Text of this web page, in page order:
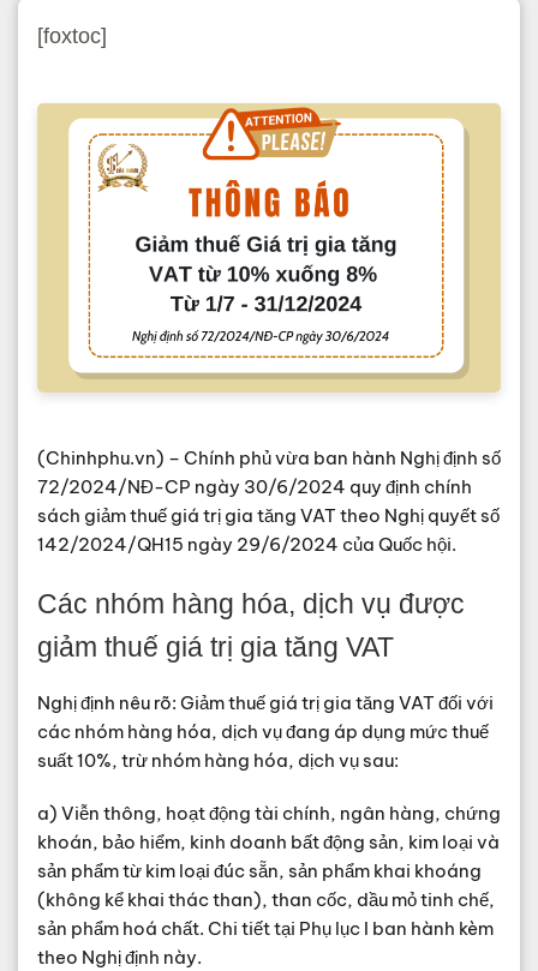
[foxtoc]
(Chinhphu.vn) – Chính phủ vừa ban hành Nghị định số
72/2024/NĐ-CP ngày 30/6/2024 quy định chính
sách giảm thuế giá trị gia tăng VAT theo Nghị quyết số
142/2024/QH15 ngày 29/6/2024 của Quốc hội.
Các nhóm hàng hóa, dịch vụ được
giảm thuế giá trị gia tăng VAT
Nghị định nêu rõ: Giảm thuế giá trị gia tăng VAT đối với
các nhóm hàng hóa, dịch vụ đang áp dụng mức thuế
suất 10%, trừ nhóm hàng hóa, dịch vụ sau:
a) Viễn thông, hoạt động tài chính, ngân hàng, chứng
khoán, bảo hiểm, kinh doanh bất động sản, kim loại và
sản phẩm từ kim loại đúc sẵn, sản phẩm khai khoáng
(không kể khai thác than), than cốc, dầu mỏ tinh chế,
sản phẩm hoá chất. Chi tiết tại Phụ lục I ban hành kèm
theo Nghị định này.